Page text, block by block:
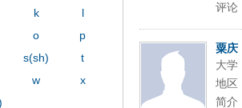
评论
粟庆
大学
地区
简介
k
l
o
p
s(sh)
t
w
x